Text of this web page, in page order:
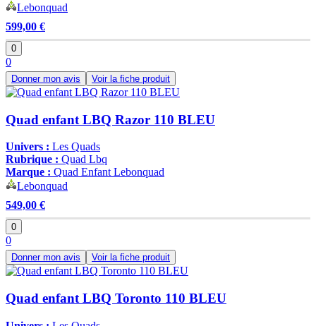
Lebonquad
599,00 €
0
0
Donner mon avis Voir la fiche produit
Quad enfant LBQ Razor 110 BLEU
Univers : Les Quads
Rubrique : Quad Lbq
Marque : Quad Enfant Lebonquad
Lebonquad
549,00 €
0
0
Donner mon avis Voir la fiche produit
Quad enfant LBQ Toronto 110 BLEU